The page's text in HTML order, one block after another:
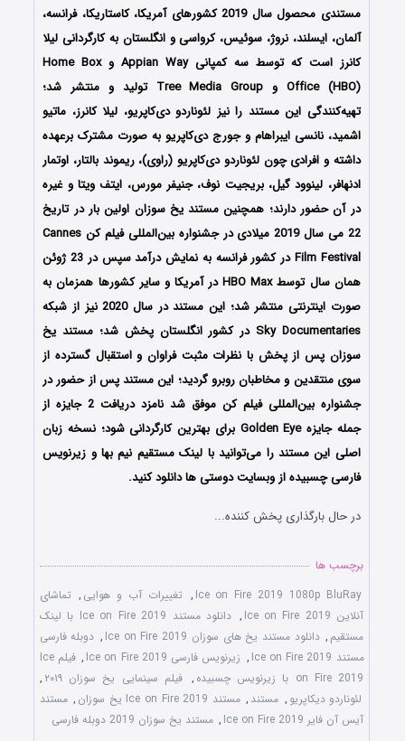
مستندی محصول سال 2019 کشورهای آمریکا، کاستاریکا، فرانسه،
آلمان، ایسلند، نروژ، سوئیس، کرواسی و انگلستان به کارگردانی لیلا
کانرز است که توسط سه کمپانی Appian Way و Home Box
Office (HBO) و Tree Media Group تولید و منتشر شد؛
تهیه‌کنندگی این مستند را نیز لئوناردو دی‌کاپریو، لیلا کانرز، ماتیو
اشمید، نانسی ایبراهام و جورج دی‌کاپریو به صورت مشترک برعهده
داشته‌ و افرادی چون لئوناردو دی‌کاپریو (راوی)، ریموند بالتار، اوتمار
ادنهافر، لینوود گیل، بریجیت نوف، جنیفر مورس، ایتف ویتا و غیره
در آن حضور دارند؛ همچنین مستند یخ‌‌ سوزان اولین بار در تاریخ
22 می سال 2019 میلادی در جشنواره بین‌المللی فیلم کن Cannes
Film Festival در کشور فرانسه به نمایش درآمد سپس در 23 ژوئن
همان سال توسط HBO Max در آمریکا و سایر کشورها همزمان به
صورت اینترنتی منتشر شد؛ این مستند در سال 2020 نیز از شبکه
Sky Documentaries در کشور انگلستان پخش شد؛ مستند یخ
سوزان پس از پخش با نظرات مثبت فراوان و استقبال گسترده از
سوی منتقدین و مخاطبان روبرو گردید؛ این مستند پس از حضور در
جشنواره‌ بین‌المللی‌ فیلم کن موفق شد نامزد دریافت 2 جایزه از
جمله جایزه Golden Eye برای بهترین کارگردانی شود؛ نسخه زبان
اصلی این مستند را می‌توانید با لینک مستقیم نیم بها و زیرنویس
فارسی چسبیده از وبسایت دوستی ها دانلود کنید.
در حال بارگذاری پخش کننده...
برچسب ها
Ice on Fire 2019 1080p BluRay
, تغییرات آب و هوایی , تماشای
آنلاین Ice on Fire 2019
,
دانلود مستند Ice on Fire 2019 با لینک
مستقیم , دانلود مستند یخ‌‌ های سوزان Ice on Fire 2019 , دوبله فارسی
مستند Ice on Fire 2019
, زیرنویس فارسی Ice on Fire 2019 ,
فیلم Ice
on Fire 2019 با زیرنویس چسبیده
, فیلم سینمایی یخ‌‌ سوزان ۲۰۱۹
,
لئوناردو دیکاپریو , مستند , مستند Ice on Fire 2019 یخ‌‌ سوزان , مستند
آیس آن فایر Ice on Fire 2019
, مستند یخ‌‌ سوزان 2019 دوبله فارسی